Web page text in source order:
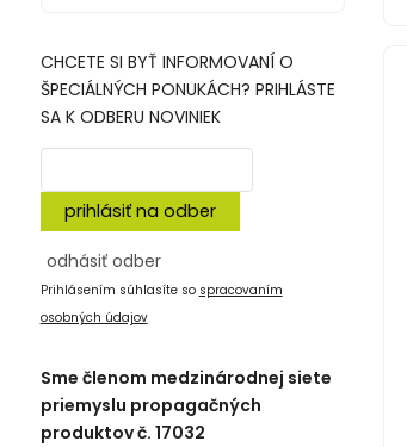
CHCETE SI BYŤ INFORMOVANÍ O
ŠPECIÁLNÝCH PONUKÁCH? PRIHLÁSTE
SA K ODBERU NOVINIEK
prihlásiť na odber
odhásiť odber
Prihlásením súhlasíte so spracovaním
osobných údajov
Sme členom medzinárodnej siete
priemyslu propagačných
produktov č. 17032